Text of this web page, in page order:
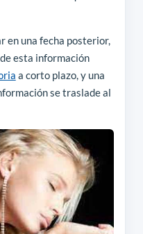
en una fecha posterior,
esta información
a corto plazo, y una
se traslade al